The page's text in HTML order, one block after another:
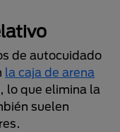
de autocuidado
la caja de arena
lo que elimina la
suelen